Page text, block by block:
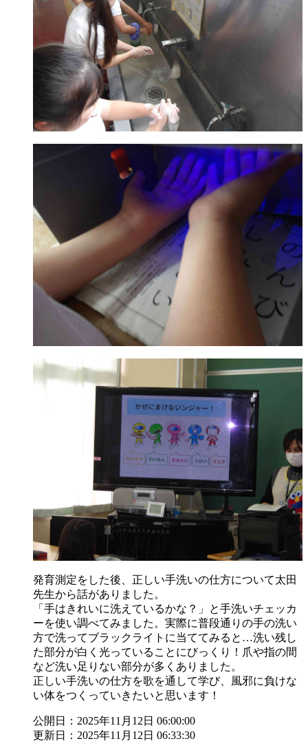
発育測定をした後、正しい手洗いの仕方について太田
先生から話がありました。
「手はきれいに洗えているかな？」と手洗いチェッカ
ーを使い調べてみました。実際に普段通りの手の洗い
方で洗ってブラックライトに当ててみると…洗い残し
た部分が白く光っていることにびっくり！爪や指の間
など洗い足りない部分が多くありました。
正しい手洗いの仕方を歌を通して学び、風邪に負けな
い体をつくっていきたいと思います！
公開日：2025年11月12日 06:00:00
更新日：2025年11月12日 06:33:30